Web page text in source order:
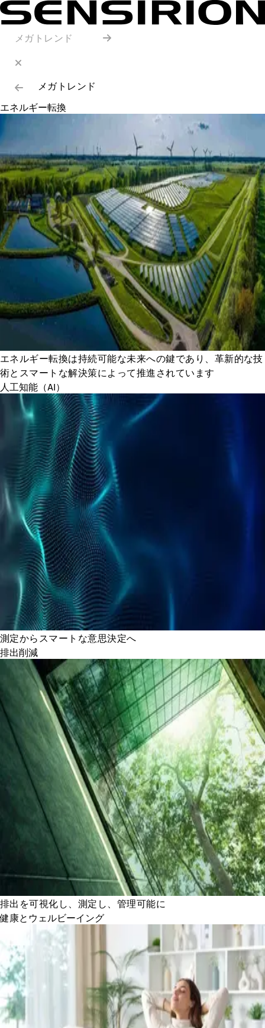
メガトレンド
メガトレンド
エネルギー転換
エネルギー転換は持続可能な未来への鍵であり、革新的な技
術とスマートな解決策によって推進されています
人工知能（AI）
測定からスマートな意思決定へ
排出削減
排出を可視化し、測定し、管理可能に
健康とウェルビーイング